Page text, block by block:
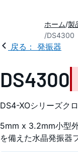
ホーム 製
DS4300
戻る： 発振器
DS4300
DS4-XOシリーズク
5mm x 3.2mm小型
を備えた水晶発振器